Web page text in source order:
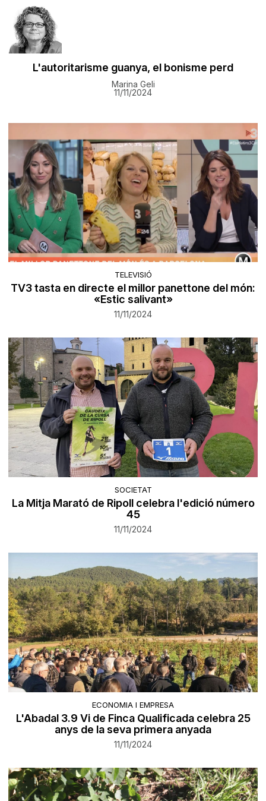
L'autoritarisme guanya, el bonisme perd
Marina Geli
11/11/2024
TELEVISIÓ
TV3 tasta en directe el millor panettone del món:
«Estic salivant»
11/11/2024
SOCIETAT
La Mitja Marató de Ripoll celebra l'edició número
45
11/11/2024
ECONOMIA I EMPRESA
L'Abadal 3.9 Vi de Finca Qualificada celebra 25
anys de la seva primera anyada
11/11/2024